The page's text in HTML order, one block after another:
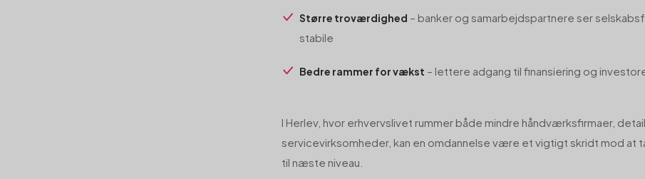
Større troværdighed – banker og samarbejdspartnere ser
stabile
Bedre rammer for vækst – lettere adgang til finansiering og
I Herlev, hvor erhvervslivet rummer både mindre håndværksfirmaer,
servicevirksomheder, kan en omdannelse være et vigtigt skridt mod at
til næste niveau.